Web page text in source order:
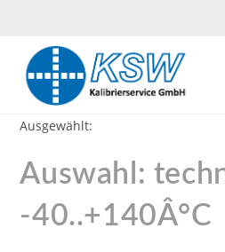
springen
Ausgewählt:
Auswahl:
-40..+140Â°C